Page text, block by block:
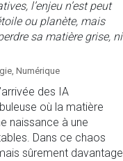
l’enjeu n’est peut
ou planète, mais
sa matière grise, ni
Numérique
des IA
où la matière
naissance à une
Dans ce chaos
sûrement davantage